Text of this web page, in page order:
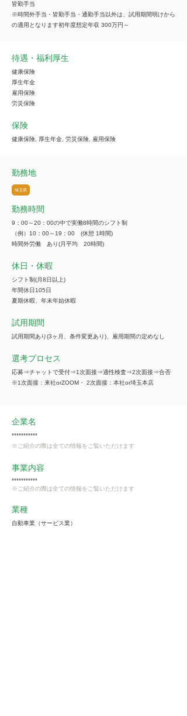
皆勤手当
※時間外手当・皆勤手当・通勤手当以外は、試用期間明けから
の適用となります初年度想定年収 300万円～
待遇・福利厚生
健康保険
厚生年金
雇用保険
労災保険
保険
健康保険, 厚生年金, 労災保険, 雇用保険
勤務地
埼玉県
勤務時間
9：00～20：00の中で実働8時間のシフト制
（例）10：00～19：00 (休憩 1時間)
時間外労働 あり(月平均 20時間)
休日・休暇
シフト制(月8日以上)
年間休日105日
夏期休暇、年末年始休暇
試用期間
試用期間あり(3ヶ月、条件変更あり)、雇用期間の定めなし
選考プロセス
応募⇒チャットで受付⇒1次面接⇒適性検査⇒2次面接⇒合否
※1次面接：来社orZOOM・ 2次面接：本社or埼玉本店
企業名
***********
※ご紹介の際は全ての情報をご覧いただけます
事業内容
***********
※ご紹介の際は全ての情報をご覧いただけます
業種
自動車業（サービス業）